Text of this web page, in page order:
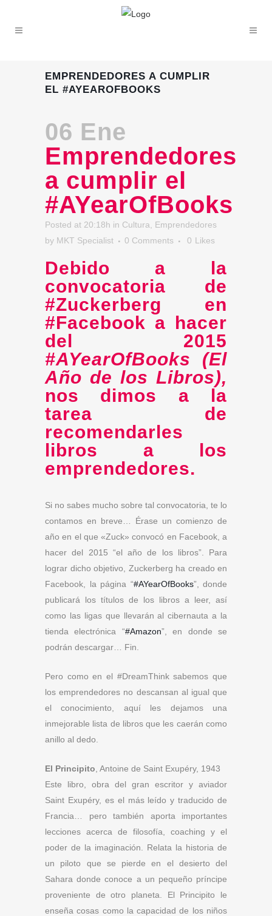
EMPRENDEDORES A CUMPLIR
EL #AYEAROFBOOKS
06 Ene
Emprendedores
a cumplir el
#AYearOfBooks
Posted at 20:18h in Cultura
Emprendedores
by MKT Specialist 0 Comments 0 Likes
Debido a la
convocatoria de
#Zuckerberg en
#Facebook a hacer
del 2015
#AYearOfBooks (El
Año de los Libros),
nos dimos a la
tarea de
recomendarles
libros a los
emprendedores.
Si no sabes mucho sobre tal convocatoria, te lo
contamos en breve… Érase un comienzo de
año en el que «Zuck» convocó en Facebook, a
hacer del 2015 “el año de los libros”. Para
lograr dicho objetivo, Zuckerberg ha creado en
Facebook, la página “#AYearOfBooks”, donde
publicará los títulos de los libros a leer, así
como las ligas que llevarán al cibernauta a la
tienda electrónica “#Amazon”, en donde se
podrán descargar… Fin.
Pero como en el #DreamThink sabemos que
los emprendedores no descansan al igual que
el conocimiento, aquí les dejamos una
inmejorable lista de libros que les caerán como
anillo al dedo.
El Principito , Antoine de Saint Exupéry, 1943
Este libro, obra del gran escritor y aviador
Saint Exupéry, es el más leído y traducido de
Francia… pero también aporta importantes
lecciones acerca de filosofía, coaching y el
poder de la imaginación. Relata la historia de
un piloto que se pierde en el desierto del
Sahara donde conoce a un pequeño príncipe
proveniente de otro planeta. El Principito le
enseña cosas como la capacidad de los niños